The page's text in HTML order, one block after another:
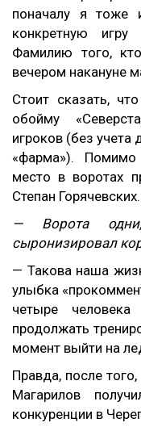
поначалу я тоже
конкретную
Фамилию того,
вечером накануне
Стоит сказать,
обойму
игроков (без
«фарма»).
место в воротах
Степан Горячевских.
— Ворота
сыронизировал
— Такова наша
улыбка
четыре
продолжать
момент выйти на
Правда, после
Магарилов
конкуренции в